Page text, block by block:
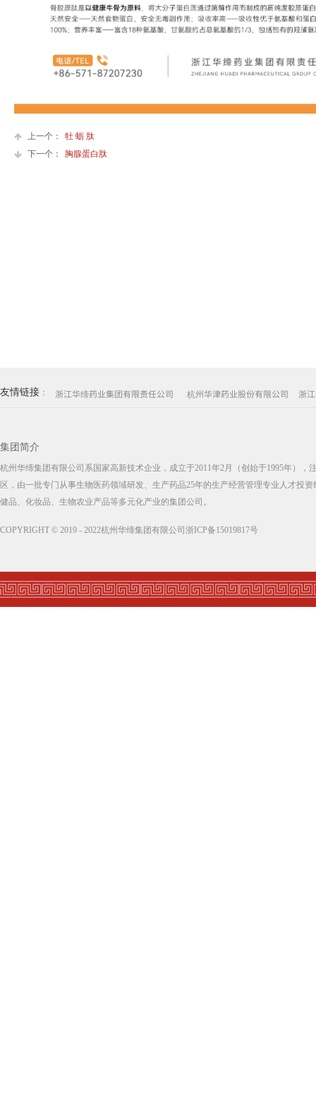
上一个：
牡 蛎 肽
下一个：
胸腺蛋白肽
COPYRIGHT © 2019 - 2022杭州华缔集团有限公司浙ICP备15019817号
杭州华津药业股份有限公司
杭州华缔集团有限公司系国家高新技术企业，成立于2011年2月（创始于1995年），
区，由一批专门从事生物医药领域研发、生产药品25年的生产经营管理专业人才投
健品、化妆品、生物农业产品等多元化产业的集团公司。
集团简介
友情链接 ： 浙江华缔药业集团有限责任公司 浙